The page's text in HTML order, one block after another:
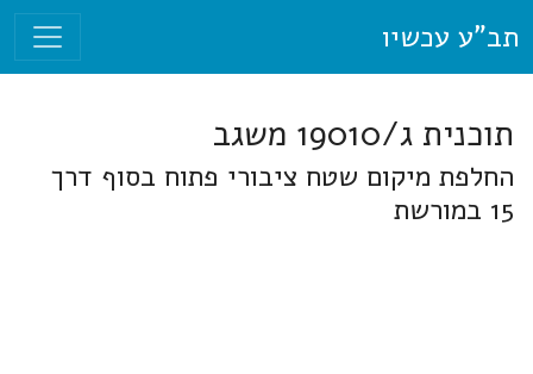
תב"ע עכשיו
תוכנית ג/19010 משגב
החלפת מיקום שטח ציבורי פתוח בסוף דרך
15 במורשת